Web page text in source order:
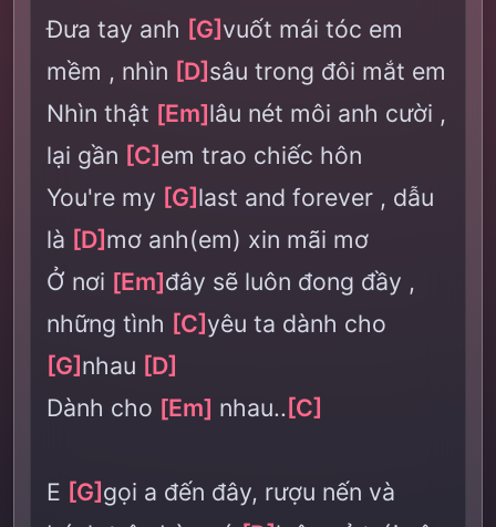
Đưa tay anh [G]vuốt mái tóc em
mềm , nhìn [D]sâu trong đôi mắt em
Nhìn thật [Em]lâu nét môi anh cười ,
lại gần [C]em trao chiếc hôn
You're my [G]last and forever , dẫu
là [D]mơ anh(em) xin mãi mơ
Ở nơi [Em]đây sẽ luôn đong đầy ,
những tình [C]yêu ta dành cho
[G]nhau [D]
Dành cho [Em] nhau..[C]
E [G]gọi a đến đây, rượu nến và